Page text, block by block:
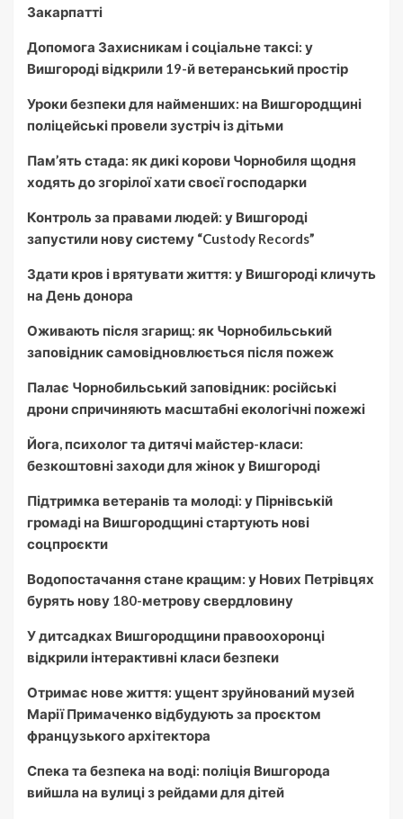
Закарпатті
Допомога Захисникам і соціальне таксі: у
Вишгороді відкрили 19-й ветеранський простір
Уроки безпеки для найменших: на Вишгородщині
поліцейські провели зустріч із дітьми
Пам’ять стада: як дикі корови Чорнобиля щодня
ходять до згорілої хати своєї господарки
Контроль за правами людей: у Вишгороді
запустили нову систему “Custody Records”
Здати кров і врятувати життя: у Вишгороді кличуть
на День донора
Оживають після згарищ: як Чорнобильський
заповідник самовідновлюється після пожеж
Палає Чорнобильський заповідник: російські
дрони спричиняють масштабні екологічні пожежі
Йога, психолог та дитячі майстер-класи:
безкоштовні заходи для жінок у Вишгороді
Підтримка ветеранів та молоді: у Пірнівській
громаді на Вишгородщині стартують нові
соцпроєкти
Водопостачання стане кращим: у Нових Петрівцях
бурять нову 180-метрову свердловину
У дитсадках Вишгородщини правоохоронці
відкрили інтерактивні класи безпеки
Отримає нове життя: ущент зруйнований музей
Марії Примаченко відбудують за проєктом
французького архітектора
Спека та безпека на воді: поліція Вишгорода
вийшла на вулиці з рейдами для дітей